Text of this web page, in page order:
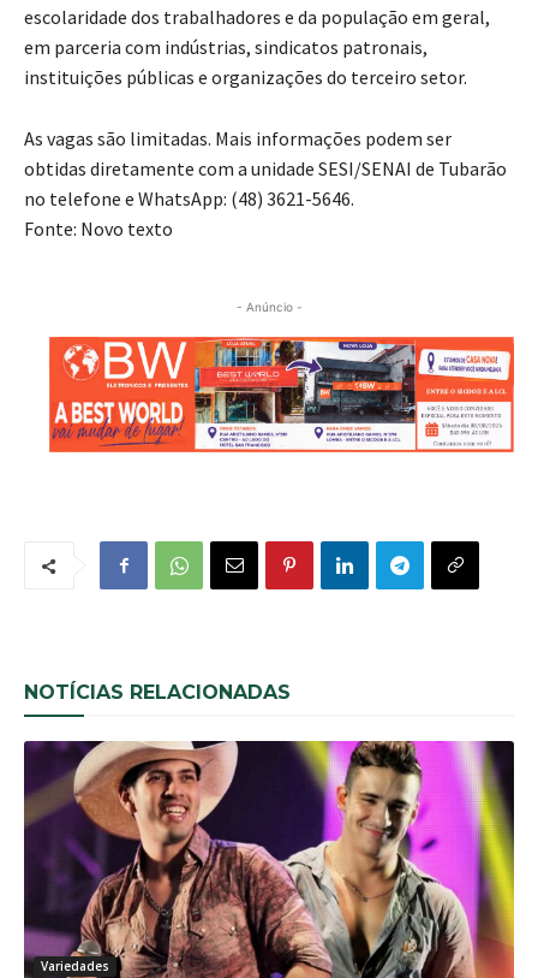
escolaridade dos trabalhadores e da população em geral,
em parceria com indústrias, sindicatos patronais,
instituições públicas e organizações do terceiro setor.
As vagas são limitadas. Mais informações podem ser
obtidas diretamente com a unidade SESI/SENAI de Tubarão
no telefone e WhatsApp: (48) 3621-5646.
Fonte: Novo texto
- Anúncio -
NOTÍCIAS RELACIONADAS
Variedades